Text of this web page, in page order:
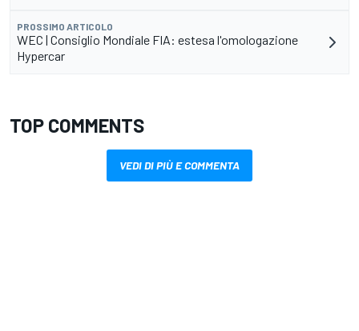
PROSSIMO ARTICOLO
WEC | Consiglio Mondiale FIA: estesa l'omologazione
Hypercar
TOP COMMENTS
VEDI DI PIÙ E COMMENTA